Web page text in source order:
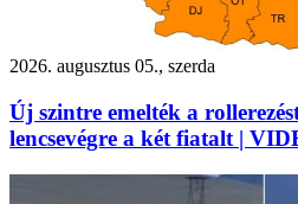
2026. augusztus 05., szerda
Új szintre emelték a
lencsevégre a két fiatalt |